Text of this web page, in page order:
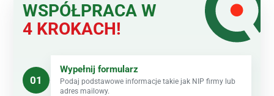
WSPÓŁPRACA W
4 KROKACH!
01
Wypełnij formularz
Podaj podstawowe informacje takie jak NIP firmy lub
adres mailowy.